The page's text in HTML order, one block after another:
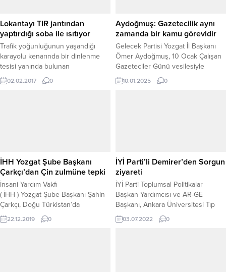
Lokantayı TIR jantından
yaptırdığı soba ile ısıtıyor
Trafik yoğunluğunun yaşandığı
karayolu kenarında bir dinlenme
tesisi yanında bulunan
kamyoncular lokantasında
Jantlardan yapılmış soba görenlerin
ve TIR şoförlerinin geldiğini
belirterek, bir TIR şoförünün...
02.02.2017 0
Aydoğmuş: Gazetecilik aynı
zamanda bir kamu görevidir
Gelecek Partisi Yozgat İl Başkanı
Ömer Aydoğmuş, 10 Ocak Çalışan
Gazeteciler Günü vesilesiyle
yayımladığı mesajda, gazeteciliğin
toplum için taşıdığı öneme dikkat
Başkan Aydoğmuş, mesajında şu
ifadeleri kullandı: “Bugün,
toplumun...
10.01.2025 0
İHH Yozgat Şube Başkanı
Çarkçı’dan Çin zulmüne tepki
İnsani Yardım Vakfı
( İHH ) Yozgat Şube Başkanı Şahin
Çarkçı, Doğu Türkistan’da
Müslümanlara yapılan Çin zulmünü
nefretle kınadıklarını belirterek,
22.12.2019 0
İYİ Parti’li Demirer’den Sorgun
ziyareti
İYİ Parti Toplumsal Politikalar
Başkan Yardımcısı ve AR-GE
Başkanı, Ankara Üniversitesi Tıp
Fakültesi ,Tıbbi Onkoloji ve
Hematoloji Uzmanı Prof. Dr. Taner
03.07.2022 0